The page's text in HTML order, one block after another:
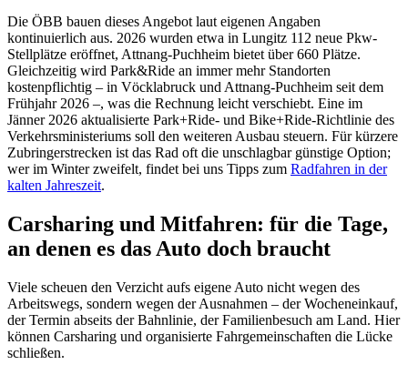
Die ÖBB bauen dieses Angebot laut eigenen Angaben
kontinuierlich aus. 2026 wurden etwa in Lungitz 112 neue Pkw-
Stellplätze eröffnet, Attnang-Puchheim bietet über 660 Plätze.
Gleichzeitig wird Park&Ride an immer mehr Standorten
kostenpflichtig – in Vöcklabruck und Attnang-Puchheim seit dem
Frühjahr 2026 –, was die Rechnung leicht verschiebt. Eine im
Jänner 2026 aktualisierte Park+Ride- und Bike+Ride-Richtlinie des
Verkehrsministeriums soll den weiteren Ausbau steuern. Für kürzere
Zubringerstrecken ist das Rad oft die unschlagbar günstige Option;
wer im Winter zweifelt, findet bei uns Tipps zum Radfahren in der
kalten Jahreszeit.
Carsharing und Mitfahren: für die Tage,
an denen es das Auto doch braucht
Viele scheuen den Verzicht aufs eigene Auto nicht wegen des
Arbeitswegs, sondern wegen der Ausnahmen – der Wocheneinkauf,
der Termin abseits der Bahnlinie, der Familienbesuch am Land. Hier
können Carsharing und organisierte Fahrgemeinschaften die Lücke
schließen.